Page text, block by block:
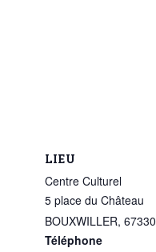
LIEU
Centre Culturel
5 place du Château
BOUXWILLER, 67330
Téléphone